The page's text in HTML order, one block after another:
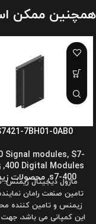
همچنین ممکن
7BH01-0AB0
Signal modules, S7-
400 Digital Modules
,
s7-400
, محصولات
ماژول دیجیتال
تامین صنعت رامان
زیمنس و تامین کننده
این کمپانی می باشد، جهت